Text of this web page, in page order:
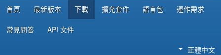
程式者資源
首頁 最新版本 下載 擴充套件 語言包 運作需求
常見問答 API 文件
正體中文